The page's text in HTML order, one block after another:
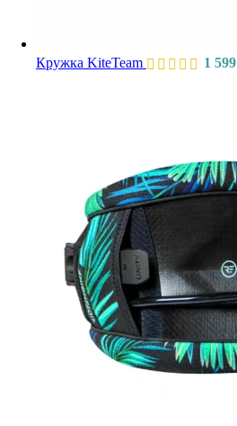
Кружка KiteTeam 1 599